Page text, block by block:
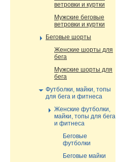
ветровки и куртки
Мужские беговые
ветровки и куртки
Беговые шорты
Женские шорты для
бега
Мужские шорты для
бега
Футболки, майки, топы
для бега и фитнеса
Женские футболки,
майки, топы для бега
и фитнеса
Беговые
футболки
Беговые майки